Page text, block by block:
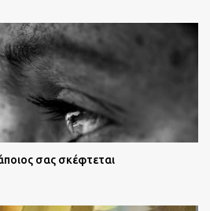
σας σκέφτεται